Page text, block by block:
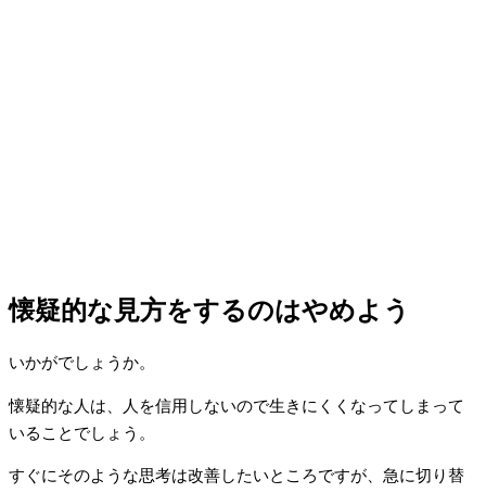
懐疑的な見方をするのはやめよう
いかがでしょうか。
懐疑的な人は、人を信用しないので生きにくくなってしまって
いることでしょう。
すぐにそのような思考は改善したいところですが、急に切り替